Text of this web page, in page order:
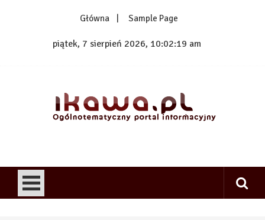
Główna Sample Page
piątek, 7 sierpień 2026, 10:02:20 am